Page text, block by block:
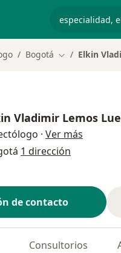
Bogotá Cambiar de
Elkin
Vladimir Lemos
· Ver más
1 dirección
de contacto
Consultorios